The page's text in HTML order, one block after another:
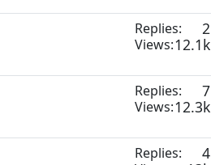
Replies: 2
Views:12.1k
Replies: 7
Views:12.3k
Replies: 4